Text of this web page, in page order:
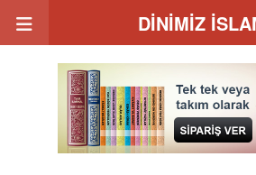
DİNİMİZ